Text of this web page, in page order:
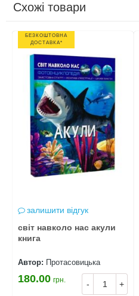
Схожі товари
БЕЗКОШТОВНА
ДОСТАВКА*
залишити відгук
світ навколо нас акули
книга
Автор: Протасовицька
- +
180.00 грн.